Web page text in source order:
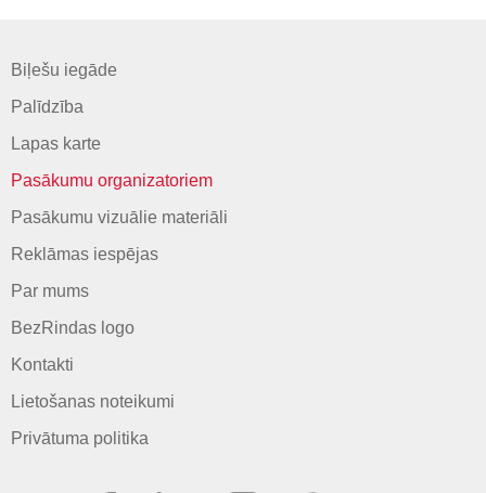
Biļešu iegāde
Palīdzība
Lapas karte
Pasākumu organizatoriem
Pasākumu vizuālie materiāli
Reklāmas iespējas
Par mums
BezRindas logo
Kontakti
Lietošanas noteikumi
Privātuma politika